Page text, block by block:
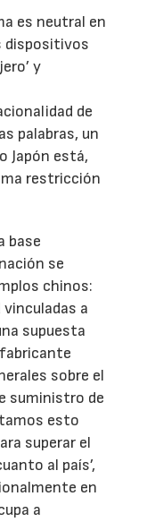
es neutral en
dispositivos
y
de
palabras, un
Japón está,
restricción
base
se
chinos:
a
supuesta
sobre el
suministro de
esto
superar el
al país’,
en
a